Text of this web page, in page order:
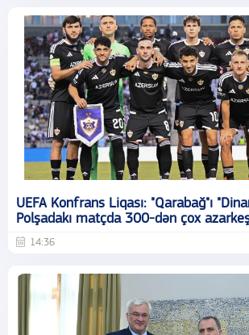
UEFA Konfrans Liqası: "Qarabağ"ı
Polşadakı matçda 300-dən çox
14:36